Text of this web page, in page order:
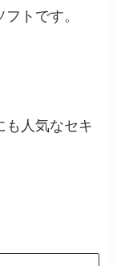
トです。
も人気なセキ